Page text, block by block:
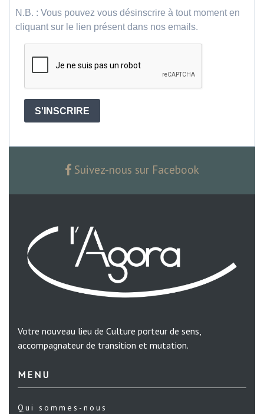
N.B. : Vous pouvez vous désinscrire à tout moment en
cliquant sur le lien présent dans nos emails.
S'INSCRIRE
Suivez-nous sur Facebook
Votre nouveau lieu de Culture porteur de sens,
accompagnateur de transition et mutation.
MENU
Qui sommes-nous